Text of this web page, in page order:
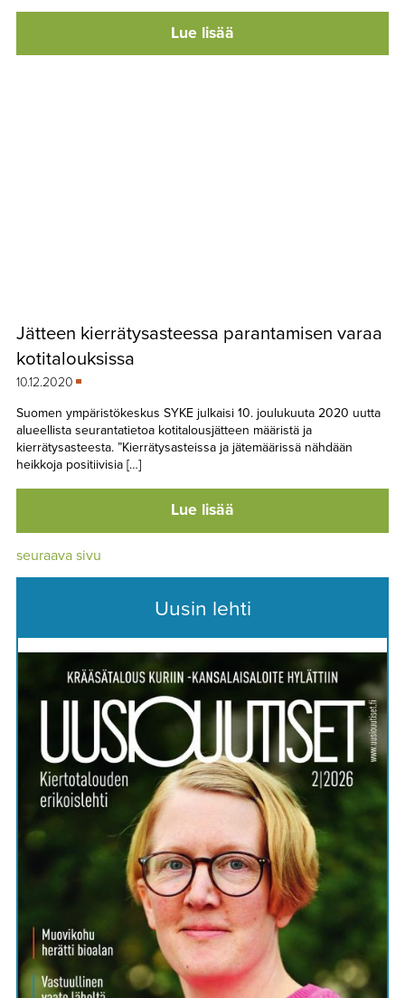
Lue lisää
Jätteen kierrätysasteessa parantamisen varaa
kotitalouksissa
10.12.2020
Suomen ympäristökeskus SYKE julkaisi 10. joulukuuta 2020 uutta
alueellista seurantatietoa kotitalousjätteen määristä ja
kierrätysasteesta. ”Kierrätysasteissa ja jätemäärissä nähdään
heikkoja positiivisia […]
Lue lisää
seuraava sivu
Uusin lehti